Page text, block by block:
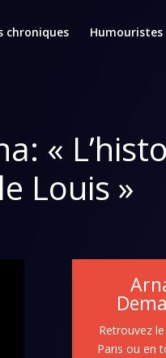
chroniques Humouristes
«
Louis »
Retrouvez
Paris ou en